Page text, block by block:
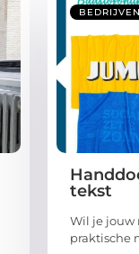
BEDRIJVEN
tekst
Wil je jouw
praktische